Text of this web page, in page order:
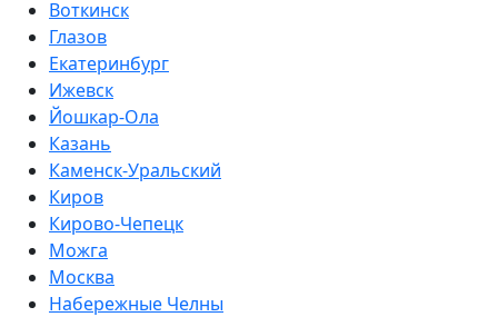
Воткинск
Глазов
Екатеринбург
Ижевск
Йошкар-Ола
Казань
Каменск-Уральский
Киров
Кирово-Чепецк
Можга
Москва
Набережные Челны